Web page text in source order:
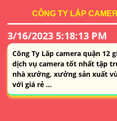
CÔNG TY LẮP
3/16/2023 5:18:13 PM
Công Ty Lăp camera quận 12
dịch vụ camera tốt nhất tập
nhà xưởng, xưởng sản xuất
với giá rẻ ...